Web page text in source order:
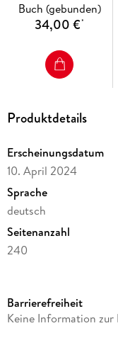
Buch (gebunden)
34,00 €*
Produktdetails
Erscheinungsdatum
10. April 2024
Sprache
deutsch
Seitenanzahl
240
Autor/Autorin
Barrierefreiheit
Keine Information